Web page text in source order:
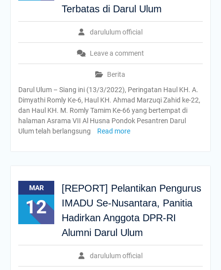
Terbatas di Darul Ulum
darululum official
Leave a comment
Berita
Darul Ulum – Siang ini (13/3/2022), Peringatan Haul KH. A.
Dimyathi Romly Ke-6, Haul KH. Ahmad Marzuqi Zahid ke-22,
dan Haul KH. M. Romly Tamim Ke-66 yang bertempat di
halaman Asrama VII Al Husna Pondok Pesantren Darul
Ulum telah berlangsung
Read more
MAR
12
[REPORT] Pelantikan Pengurus
IMADU Se-Nusantara, Panitia
Hadirkan Anggota DPR-RI
Alumni Darul Ulum
darululum official